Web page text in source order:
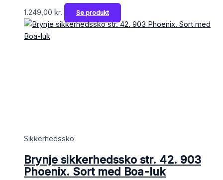
1.249,00 kr. Se produkt
Sikkerhedssko
Brynje sikkerhedssko str. 42. 903
Phoenix. Sort med Boa-luk